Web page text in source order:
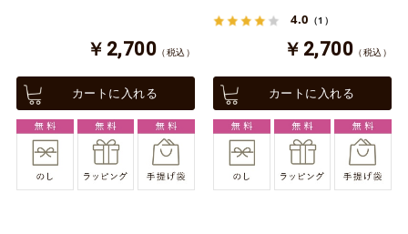
￥2,700 （税込）
カートに入れる
4.0 （1）
￥2,700 （税込）
カートに入れる